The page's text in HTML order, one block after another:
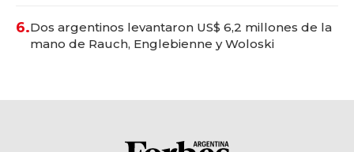
6.Dos argentinos levantaron US$ 6,2 millones de la
mano de Rauch, Englebienne y Woloski